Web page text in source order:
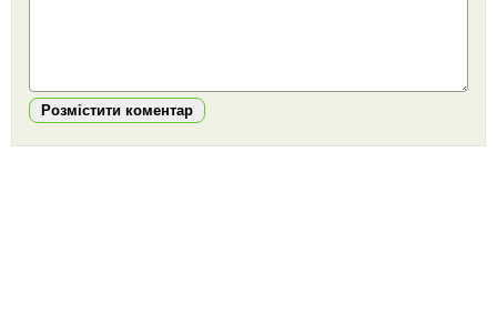
Розмістити коментар